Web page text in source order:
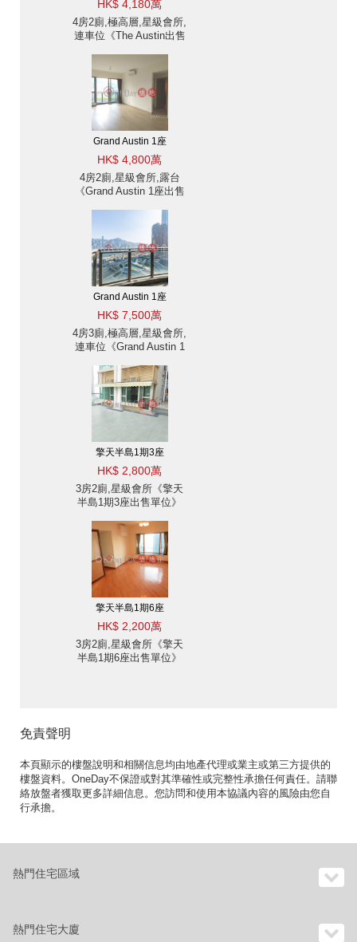
HK$ 4,180萬
4房2廁,極高層,星級會所,
連車位《The Austin出售
Grand Austin 1座
HK$ 4,800萬
4房2廁,星級會所,露台
《Grand Austin 1座出售
Grand Austin 1座
HK$ 7,500萬
4房3廁,極高層,星級會所,
連車位《Grand Austin 1
擎天半島1期3座
HK$ 2,800萬
3房2廁,星級會所《擎天
半島1期3座出售單位》
擎天半島1期6座
HK$ 2,200萬
3房2廁,星級會所《擎天
半島1期6座出售單位》
免責聲明
本頁顯示的樓盤說明和相關信息均由地產代理或業主或第三方提供的
樓盤資料。OneDay不保證或對其準確性或完整性承擔任何責任。請聯
絡放盤者獲取更多詳細信息。您訪問和使用本協議內容的風險由您自
行承擔。
熱門住宅區域
熱門住宅大廈